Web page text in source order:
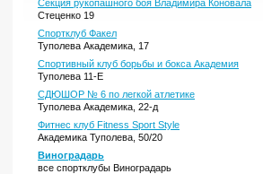
Секция рукопашного боя Владимира Коновала
Стеценко 19
Спортклуб Факел
Туполева Академика, 17
Спортивный клуб борьбы и бокса Академия
Туполева 11-Е
СДЮШОР № 6 по легкой атлетике
Туполева Академика, 22-д
Фитнес клуб Fitness Sport Style
Академика Туполева, 50/20
Виноградарь
все спортклубы Виноградарь